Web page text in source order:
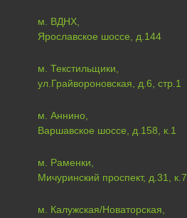
м. ВДНХ,
Ярославское шоссе, д.144
м. Текстильщики,
ул.Грайвороновская, д.6, стр.1
м. Аннино,
Варшавское шоссе, д.158, к.1
м. Раменки,
Мичуринский проспект, д.31, к.7
м. Калужская/Новаторская,